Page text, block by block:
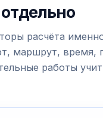
расчёта
маршрут, время,
работы